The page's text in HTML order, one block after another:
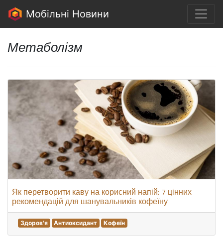
Мобільні Новини
Метаболізм
Як перетворити каву на корисний напій: 7 цінних
рекомендацій для шанувальників кофеїну
Здоров'я Антиоксидант Кофеїн